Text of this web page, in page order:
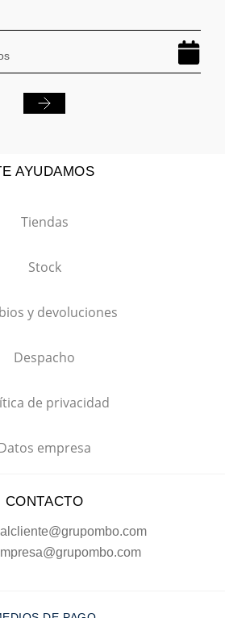
AYUDAMOS
Tiendas
Stock
y devoluciones
Despacho
de privacidad
empresa
CONTACTO